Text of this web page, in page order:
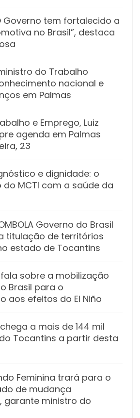
Governo tem fortalecido a
no Brasil”, destaca
do Trabalho
nacional e
em Palmas
e Emprego, Luiz
agenda em Palmas
23
e dignidade: o
MCTI com a saúde da
Governo do Brasil
titulação de territórios
estado de Tocantins
sobre a mobilização
Brasil para o
aos efeitos do El Niño
a mais de 144 mil
Tocantins a partir desta
Feminina trará para o
de mudança
garante ministro do